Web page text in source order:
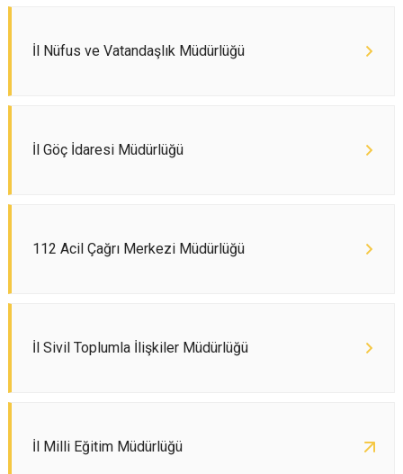
İl Nüfus ve Vatandaşlık Müdürlüğü
İl Göç İdaresi Müdürlüğü
112 Acil Çağrı Merkezi Müdürlüğü
İl Sivil Toplumla İlişkiler Müdürlüğü
İl Milli Eğitim Müdürlüğü